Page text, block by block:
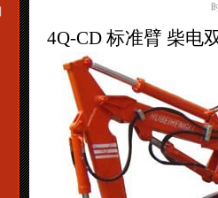
4Q-CD 标准臂 柴电